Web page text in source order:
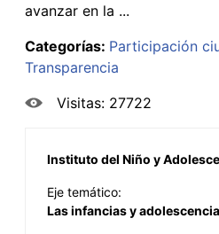
avanzar en la ...
Categorías: Participación
Transparencia
Visitas: 27722
Instituto del Niño y
Eje temático:
Las infancias y